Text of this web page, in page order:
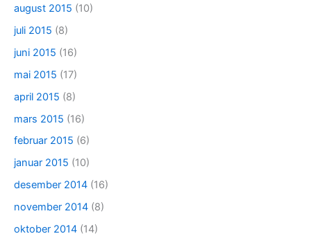
august 2015 (10)
juli 2015 (8)
juni 2015 (16)
mai 2015 (17)
april 2015 (8)
mars 2015 (16)
februar 2015 (6)
januar 2015 (10)
desember 2014 (16)
november 2014 (8)
oktober 2014 (14)